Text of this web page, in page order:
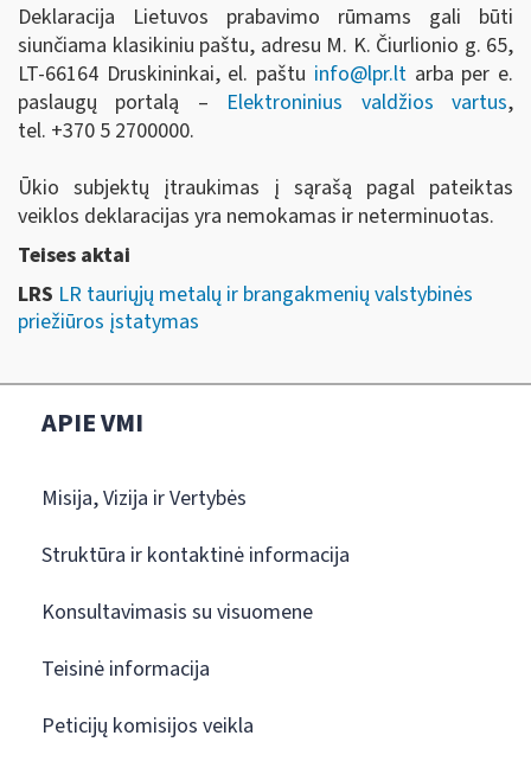
Deklaracija Lietuvos prabavimo rūmams gali būti
siunčiama klasikiniu paštu, adresu M. K. Čiurlionio g. 65,
LT-66164 Druskininkai, el. paštu info@lpr.ltarba per e.
paslaugų portalą – Elektroninius valdžios vartus,
tel. +370 5 2700000.
Ūkio subjektų įtraukimas į sąrašą pagal pateiktas
veiklos deklaracijas yra nemokamas ir neterminuotas.
Teises aktai
LRS LR tauriųjų metalų ir brangakmenių valstybinės
priežiūros įstatymas
APIE VMI
Misija, Vizija ir Vertybės
Struktūra ir kontaktinė informacija
Konsultavimasis su visuomene
Teisinė informacija
Peticijų komisijos veikla